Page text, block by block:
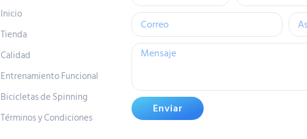
Inicio
Tienda
Calidad
Entrenamiento Funcional
Bicicletas de Spinning
Términos y Condiciones
Enviar